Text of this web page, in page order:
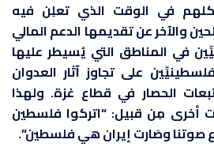
في الوقت الذي تعلِن فيه
والآخر عن تقديمها الدعم المالي
في المناطق التي يُسيطر عليها
على تجاوز آثار العدوان
الحصار في قطاع غزة. ولهذا
أخرى مِن قبيل: “اتركوا فلسطين
صوتنا وصَارت إيران هي فلسطين”.